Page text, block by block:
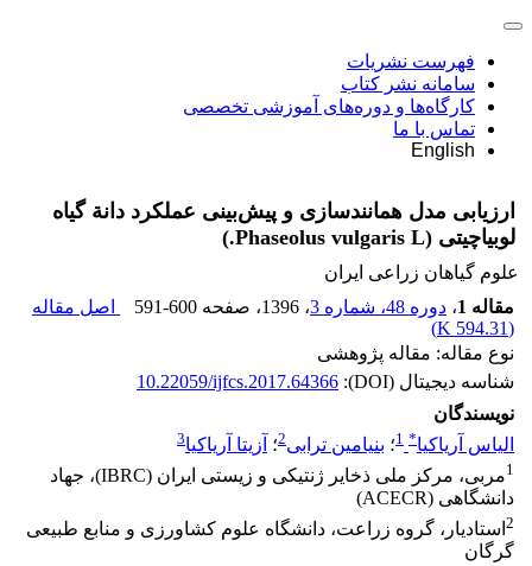
فهرست نشریات
سامانه نشر کتاب
کارگاه‌ها و دوره‌های آموزشی تخصصی
تماس با ما
English
ارزیابی مدل همانند‌سازی و پیش‌بینی عملکرد دانة گیاه
لوبیاچیتی (Phaseolus vulgaris L.)
علوم گیاهان زراعی ایران
مقاله 1
، دوره 48، شماره 3 ، 1396 ، صفحه 591-600
اصل مقاله
(
594.31 K
)
نوع مقاله: مقاله پژوهشی
شناسه دیجیتال (DOI):
10.22059/ijfcs.2017.64366
نویسندگان
الیاس آریاکیا*
1؛ بنیامین ترابی2؛ آزیتا آریاکیا3
1
مربی، مرکز ملی ذخایر ژنتیکی و زیستی ایران (IBRC)، جهاد
دانشگاهی (ACECR)
2 استادیار، گروه زراعت، دانشگاه علوم کشاورزی و منابع طبیعی
گرگان